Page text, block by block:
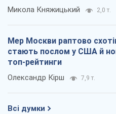
Микола Княжицький 2,0 т.
Мер Москви раптово
стають послом у США й
топ-рейтинги
Олександр Кірш 7,9 т.
Всі думки